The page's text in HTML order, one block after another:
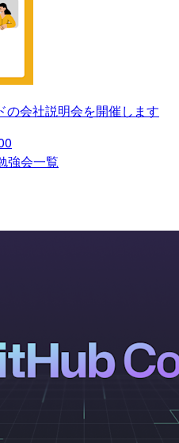
の会社説明会を開催します
強会一覧